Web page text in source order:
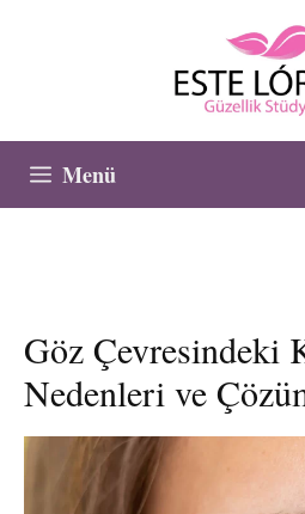
Menü
Göz Çevresindeki
Nedenleri ve